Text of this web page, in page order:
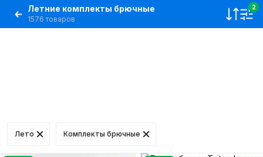
Летние комплекты брючные
1576 товаров
2
Лето Комплекты брючные